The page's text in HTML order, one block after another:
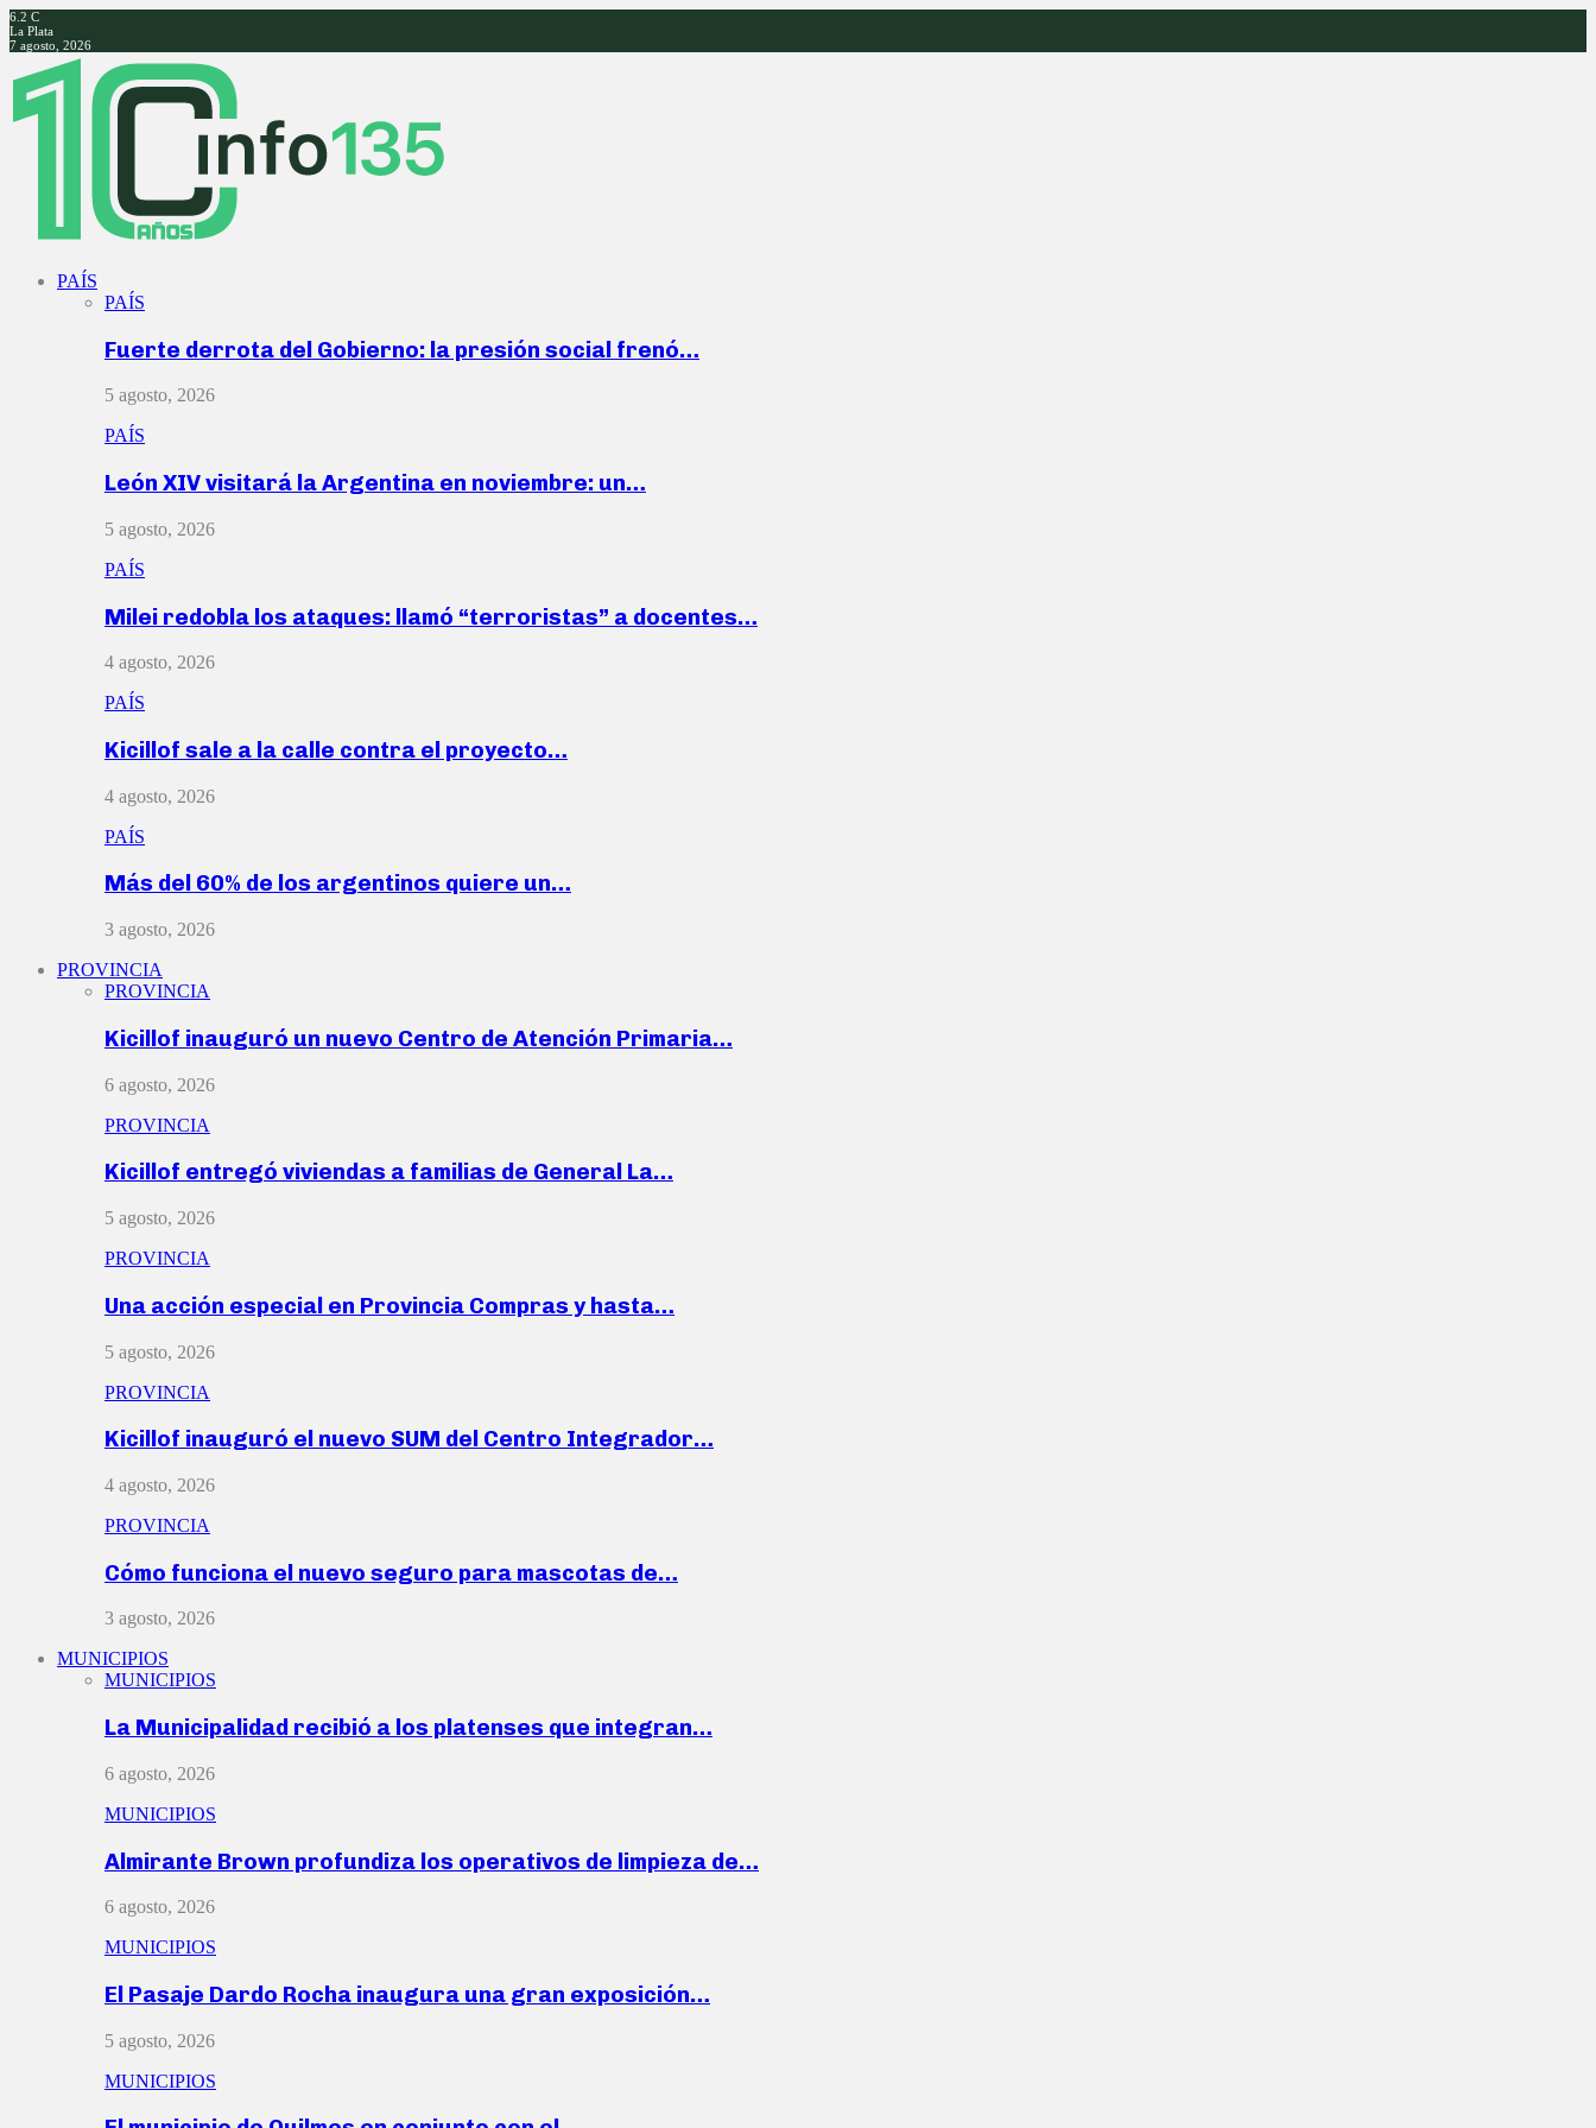
6.2 C
La Plata
7 agosto, 2026
Facebook
Twitter
Instagram
Youtube
PAÍS
PAÍS
Fuerte derrota del Gobierno: la presión social frenó…
5 agosto, 2026
PAÍS
León XIV visitará la Argentina en noviembre: un…
5 agosto, 2026
PAÍS
Milei redobla los ataques: llamó “terroristas” a docentes…
4 agosto, 2026
PAÍS
Kicillof sale a la calle contra el proyecto…
4 agosto, 2026
PAÍS
Más del 60% de los argentinos quiere un…
3 agosto, 2026
PROVINCIA
PROVINCIA
Kicillof inauguró un nuevo Centro de Atención Primaria…
6 agosto, 2026
PROVINCIA
Kicillof entregó viviendas a familias de General La…
5 agosto, 2026
PROVINCIA
Una acción especial en Provincia Compras y hasta…
5 agosto, 2026
PROVINCIA
Kicillof inauguró el nuevo SUM del Centro Integrador…
4 agosto, 2026
PROVINCIA
Cómo funciona el nuevo seguro para mascotas de…
3 agosto, 2026
MUNICIPIOS
MUNICIPIOS
La Municipalidad recibió a los platenses que integran…
6 agosto, 2026
MUNICIPIOS
Almirante Brown profundiza los operativos de limpieza de…
6 agosto, 2026
MUNICIPIOS
El Pasaje Dardo Rocha inaugura una gran exposición…
5 agosto, 2026
MUNICIPIOS